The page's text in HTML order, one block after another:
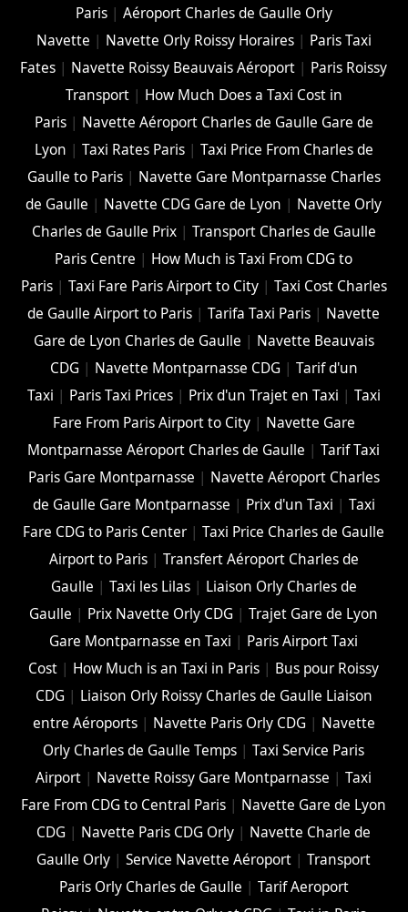
Paris| Aéroport Charles de Gaulle Orly
Navette | Navette Orly Roissy Horaires| Paris Taxi
Fates | Navette Roissy Beauvais Aéroport | Paris Roissy
Transport| How Much Does a Taxi Cost in
Paris| Navette Aéroport Charles de Gaulle Gare de
Lyon | Taxi Rates Paris| Taxi Price From Charles de
Gaulle to Paris| Navette Gare Montparnasse Charles
de Gaulle | Navette CDG Gare de Lyon | Navette Orly
Charles de Gaulle Prix| Transport Charles de Gaulle
Paris Centre | How Much is Taxi From CDG to
Paris| Taxi Fare Paris Airport to City| Taxi Cost Charles
de Gaulle Airport to Paris |Tarifa Taxi Paris | Navette
Gare de Lyon Charles de Gaulle | Navette Beauvais
CDG | Navette Montparnasse CDG | Tarif d'un
Taxi | Paris Taxi Prices| Prix d'un Trajet en Taxi | Taxi
Fare From Paris Airport to City| Navette Gare
Montparnasse Aéroport Charles de Gaulle |Tarif Taxi
Paris Gare Montparnasse | Navette Aéroport Charles
de Gaulle Gare Montparnasse | Prix d'un Taxi | Taxi
Fare CDG to Paris Center |Taxi Price Charles de Gaulle
Airport to Paris| Transfert Aéroport Charles de
Gaulle | Taxi les Lilas| Liaison Orly Charles de
Gaulle | Prix Navette Orly CDG |Trajet Gare de Lyon
Gare Montparnasse en Taxi | Paris Airport Taxi
Cost | How Much is an Taxi in Paris | Bus pour Roissy
CDG | Liaison Orly Roissy Charles de Gaulle Liaison
entre Aéroports| Navette Paris Orly CDG | Navette
Orly Charles de Gaulle Temps |Taxi Service Paris
Airport | Navette Roissy Gare Montparnasse |Taxi
Fare From CDG to Central Paris | Navette Gare de Lyon
CDG | Navette Paris CDG Orly | Navette Charle de
Gaulle Orly |Service Navette Aéroport |Transport
Paris Orly Charles de Gaulle | Tarif Aeroport